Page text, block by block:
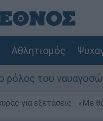
Αθλητισμός
για εξετάσεις - «Με